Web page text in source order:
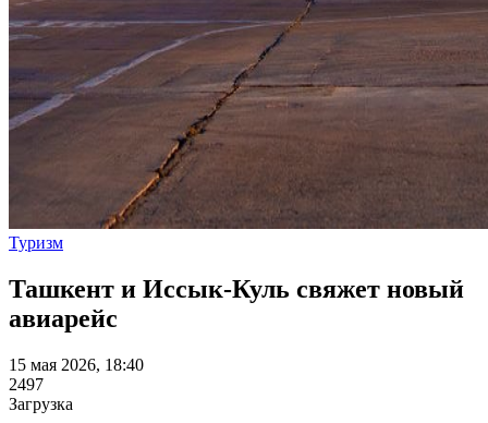
Туризм
Ташкент и Иссык-Куль свяжет новый
авиарейс
15 мая 2026, 18:40
2497
Загрузка